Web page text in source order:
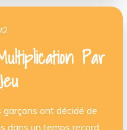
Par
garçons ont décidé de
dans un temps record.